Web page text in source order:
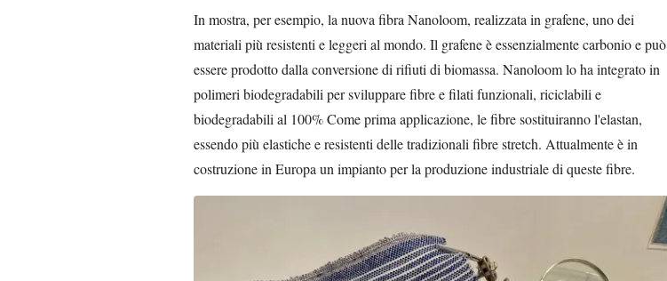
In mostra, per esempio, la nuova fibra Nanoloom, realizzata in grafene, uno dei
materiali più resistenti e leggeri al mondo. Il grafene è essenzialmente carbonio e può
essere prodotto dalla conversione di rifiuti di biomassa. Nanoloom lo ha integrato in
polimeri biodegradabili per sviluppare fibre e filati funzionali, riciclabili e
biodegradabili al 100% Come prima applicazione, le fibre sostituiranno l'elastan,
essendo più elastiche e resistenti delle tradizionali fibre stretch. Attualmente è in
costruzione in Europa un impianto per la produzione industriale di queste fibre.